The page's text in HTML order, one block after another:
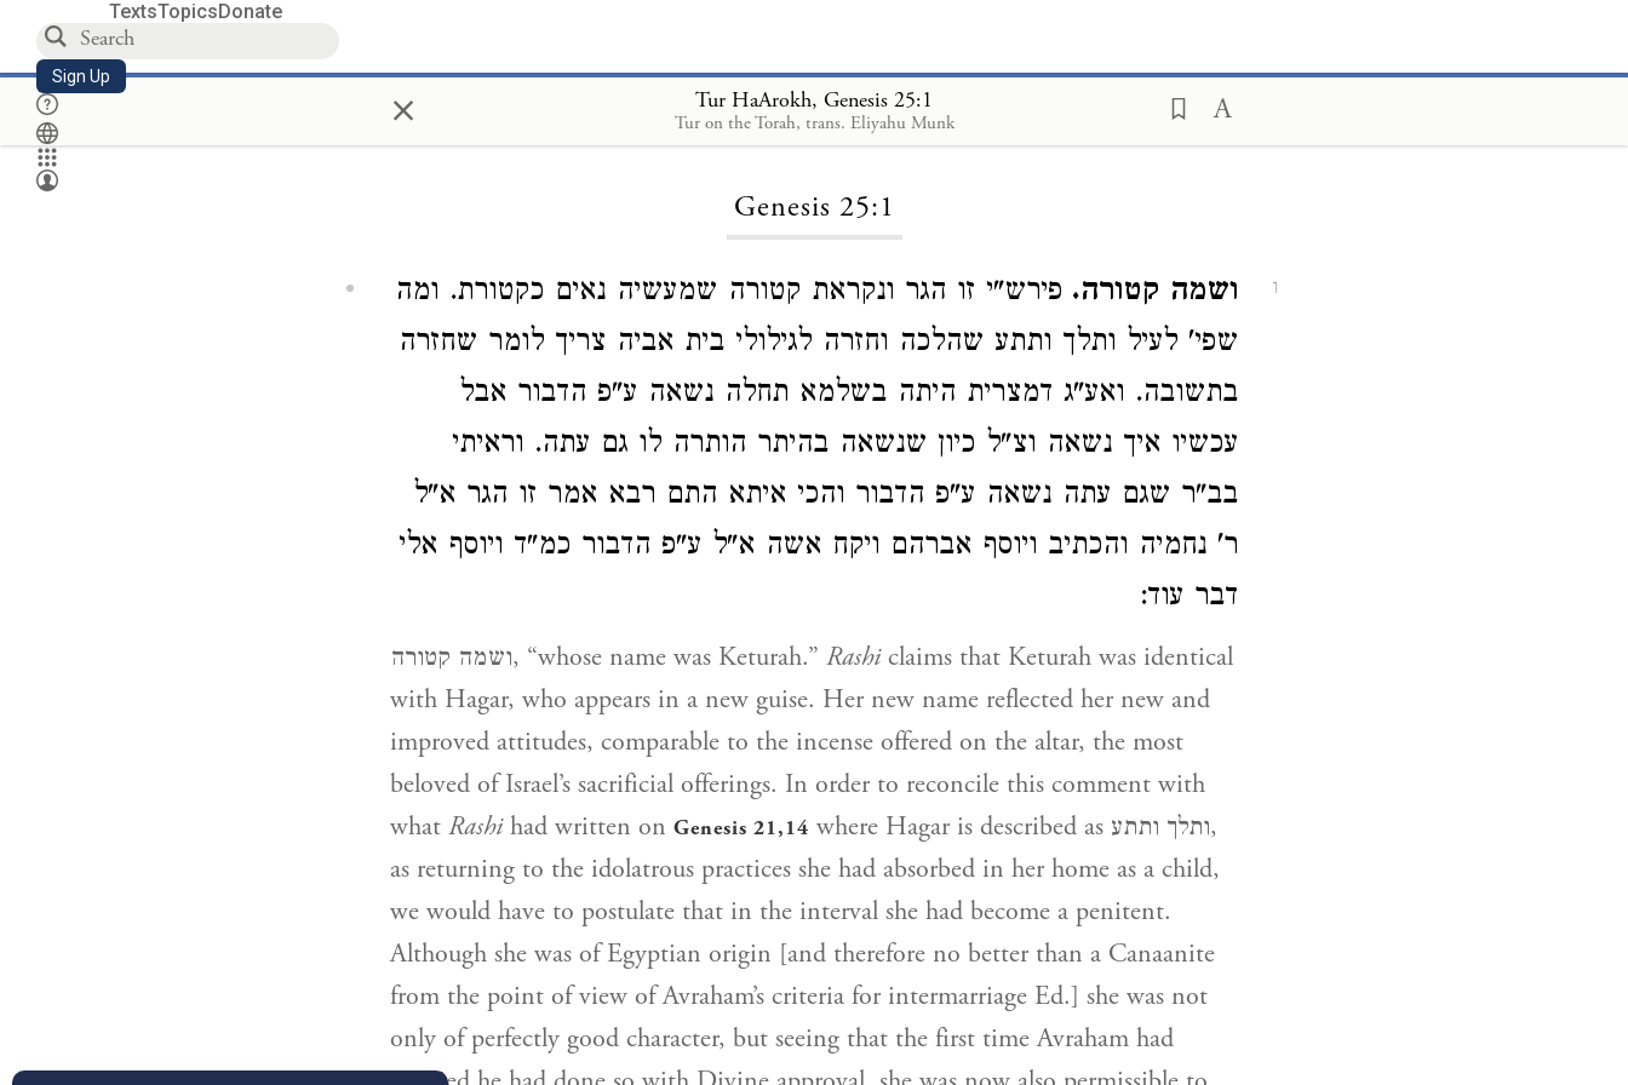
TextsTopicsDonate
Sign Up × Tur HaArokh, Genesis 25:1
Tur on the Torah, trans. Eliyahu Munk
Loading...
Genesis 25:1
1 ושמה קטורה. פירש"י זו הגר ונקראת קטורה שמעשיה נאים כקטורת. ומה
שפי' לעיל ותלך ותתע שהלכה וחזרה לגילולי בית אביה צריך לומר שחזרה
בתשובה. ואע"ג דמצרית היתה בשלמא תחלה נשאה ע"פ הדבור אבל
עכשיו איך נשאה וצ"ל כיון שנשאה בהיתר הותרה לו גם עתה. וראיתי
בב"ר שגם עתה נשאה ע"פ הדבור והכי איתא התם רבא אמר זו הגר א"ל
ר' נחמיה והכתיב ויוסף אברהם ויקח אשה א"ל ע"פ הדבור כמ"ד ויוסף אלי
דבר עוד:
ושמה קטורה, “whose name was Keturah.” Rashiclaims that Keturah was identical
with Hagar, who appears in a new guise. Her new name reflected her new and
improved attitudes, comparable to the incense offered on the altar, the most
beloved of Israel’s sacrificial offerings. In order to reconcile this comment with
what Rashihad written on Genesis 21,14 where Hagar is described as ותלך ותתע,
as returning to the idolatrous practices she had absorbed in her home as a child,
we would have to postulate that in the interval she had become a penitent.
Although she was of Egyptian origin [and therefore no better than a Canaanite
from the point of view of Avraham’s criteria for intermarriage Ed.] she was not
only of perfectly good character, but seeing that the first time Avraham had